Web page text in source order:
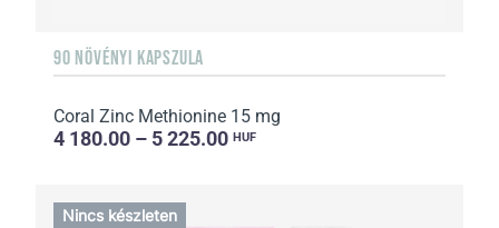
90 NÖVÉNYI KAPSZULA
Coral Zinc Methionine 15 mg
4 180.00 – 5 225.00 HUF
Nincs készleten